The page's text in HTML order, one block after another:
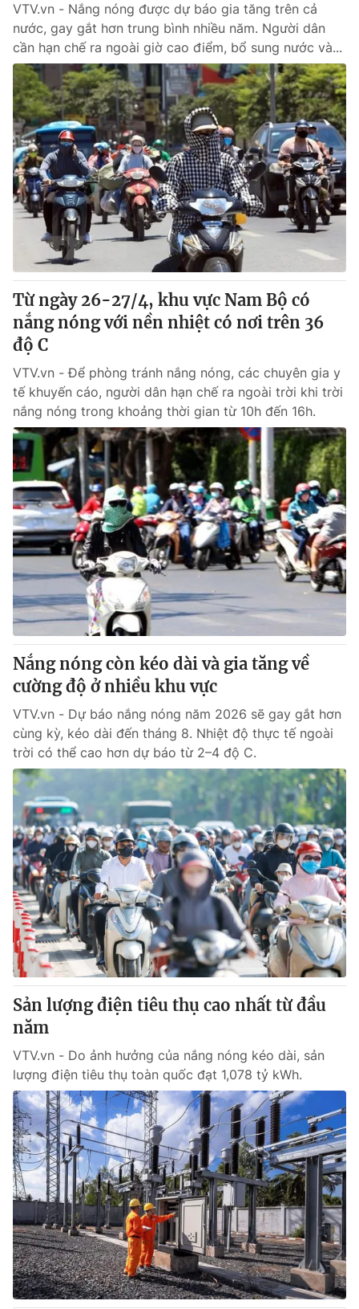
Liên hệ tòa soạn English
THỜI BÁO VTV
Theo dõi báo trên
Cơ quan chủ quản:Đài Truyền hình Việt Nam
Cơ quan báo chí: Thời báo VTV
Giấy phép hoạt động báo in và báo điện tử số 483/GP-BTTTT
cấp ngày 29/12/2023
Tổng Biên tập:Vũ Thanh Thủy
Phó Tổng Biên tập:Nguyễn Thị Mỹ Hạnh, Phạm Quốc Thắng,
Nguyễn Trọng Ninh
Tổng đài VTV:
Ðiện thoại Thời báo VTV: 024.66 897 897
Email:toasoan@vtv.vn
Liên hệ quảng cáo: 024-7300.7108
® Cấm sao chép dưới mọi hình thức nếu không có sự chấp
thuận bằng văn bản. Ghi rõ nguồn VTV.vn khi phát hành lại
thông tin từ website này.
VTV.vn - Nắng nóng được dự báo gia tăng trên cả
nước, gay gắt hơn trung bình nhiều năm. Người dân
cần hạn chế ra ngoài giờ cao điểm, bổ sung nước và...
Từ ngày 26-27/4, khu vực Nam Bộ có
nắng nóng với nền nhiệt có nơi trên 36
độ C
VTV.vn - Để phòng tránh nắng nóng, các chuyên gia y
tế khuyến cáo, người dân hạn chế ra ngoài trời khi trời
nắng nóng trong khoảng thời gian từ 10h đến 16h.
Nắng nóng còn kéo dài và gia tăng về
cường độ ở nhiều khu vực
VTV.vn - Dự báo nắng nóng năm 2026 sẽ gay gắt hơn
cùng kỳ, kéo dài đến tháng 8. Nhiệt độ thực tế ngoài
trời có thể cao hơn dự báo từ 2–4 độ C.
Sản lượng điện tiêu thụ cao nhất từ đầu
năm
VTV.vn - Do ảnh hưởng của nắng nóng kéo dài, sản
lượng điện tiêu thụ toàn quốc đạt 1,078 tỷ kWh.